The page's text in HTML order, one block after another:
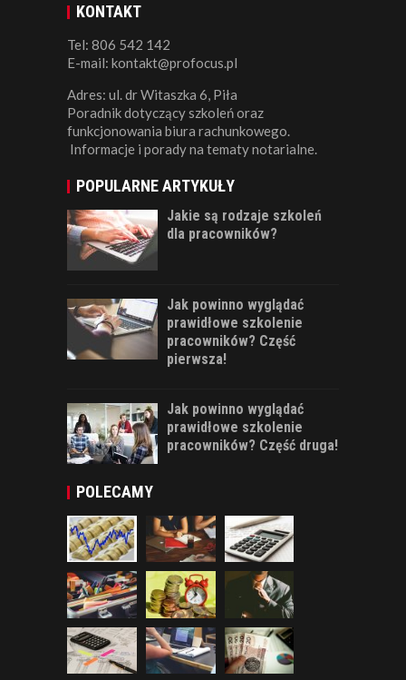
KONTAKT
Tel: 806 542 142
E-mail: kontakt@profocus.pl
Adres: ul. dr Witaszka 6, Piła
Poradnik dotyczący szkoleń oraz
funkcjonowania biura rachunkowego.
Informacje i porady na tematy notarialne.
POPULARNE ARTYKUŁY
Jakie są rodzaje szkoleń
dla pracowników?
Jak powinno wyglądać
prawidłowe szkolenie
pracowników? Część
pierwsza!
Jak powinno wyglądać
prawidłowe szkolenie
pracowników? Część druga!
POLECAMY